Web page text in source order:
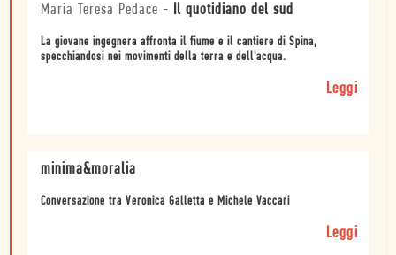
Maria Teresa Pedace - Il quotidiano del sud
La giovane ingegnera affronta il fiume e il cantiere di Spina,
specchiandosi nei movimenti della terra e dell'acqua.
Leggi
minima&moralia
Conversazione tra Veronica Galletta e Michele Vaccari
Leggi